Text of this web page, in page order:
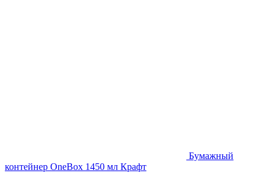
Бумажный
контейнер OneBox 1450 мл Крафт